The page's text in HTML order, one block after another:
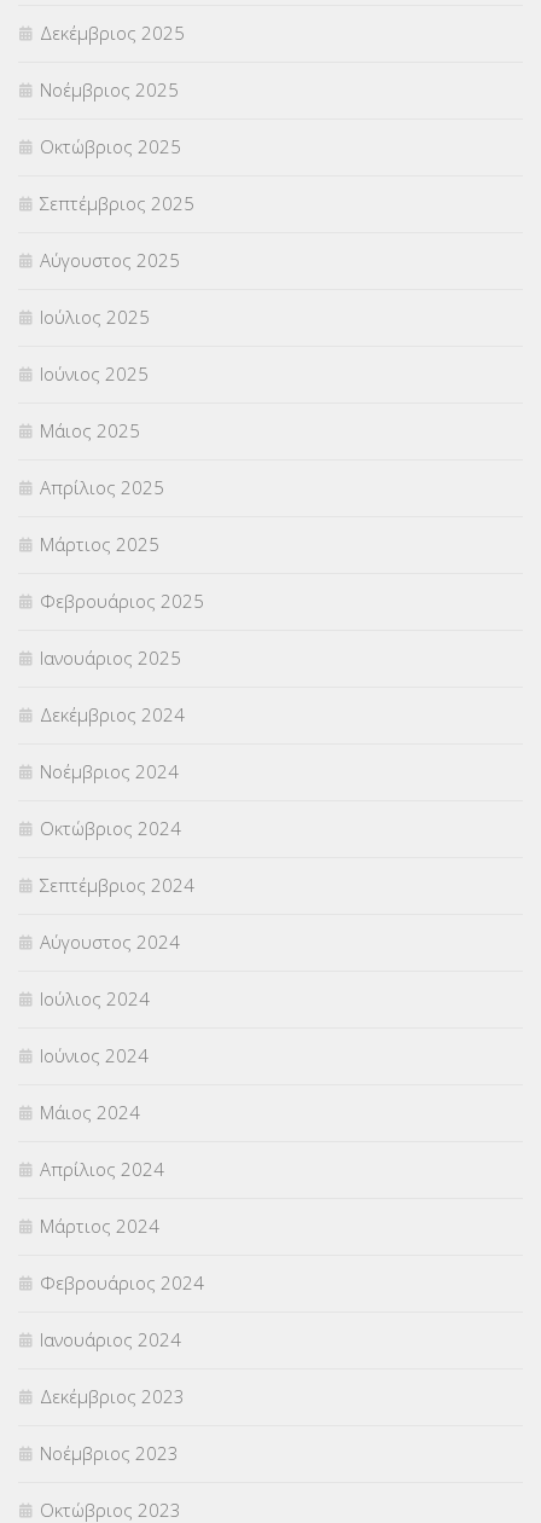
ΣΧΟΛΙΚΟΙ ΣΥΜΒΟΥΛΟΙ
ΥΠΕΡΑΡΙΘΜΟΙ(1)
ΥΠΟΤΡΟΦΙΕΣ(28)
ΦΥΣΙΚΗ ΑΓΩΓΗ(692)
Χωρίς κατηγορία
Δεκέμβριος 2025
Νοέμβριος 2025
Οκτώβριος 2025
Σεπτέμβριος 2025
Αύγουστος 2025
Ιούλιος 2025
Ιούνιος 2025
Μάιος 2025
Απρίλιος 2025
Μάρτιος 2025
Φεβρουάριος 2025
Ιανουάριος 2025
Δεκέμβριος 2024
Νοέμβριος 2024
Οκτώβριος 2024
Σεπτέμβριος 2024
Αύγουστος 2024
Ιούλιος 2024
Ιούνιος 2024
Μάιος 2024
Απρίλιος 2024
Μάρτιος 2024
Φεβρουάριος 2024
Ιανουάριος 2024
Δεκέμβριος 2023
Νοέμβριος 2023
Οκτώβριος 2023